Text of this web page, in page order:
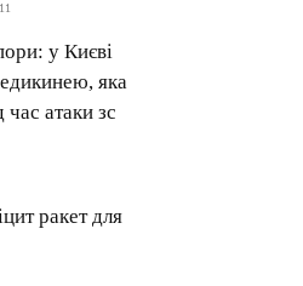
у Києві
яка
атаки зс
ракет для